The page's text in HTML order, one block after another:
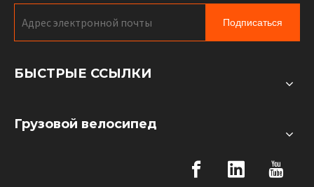
Подписаться
БЫСТРЫЕ ССЫЛКИ
Грузовой велосипед